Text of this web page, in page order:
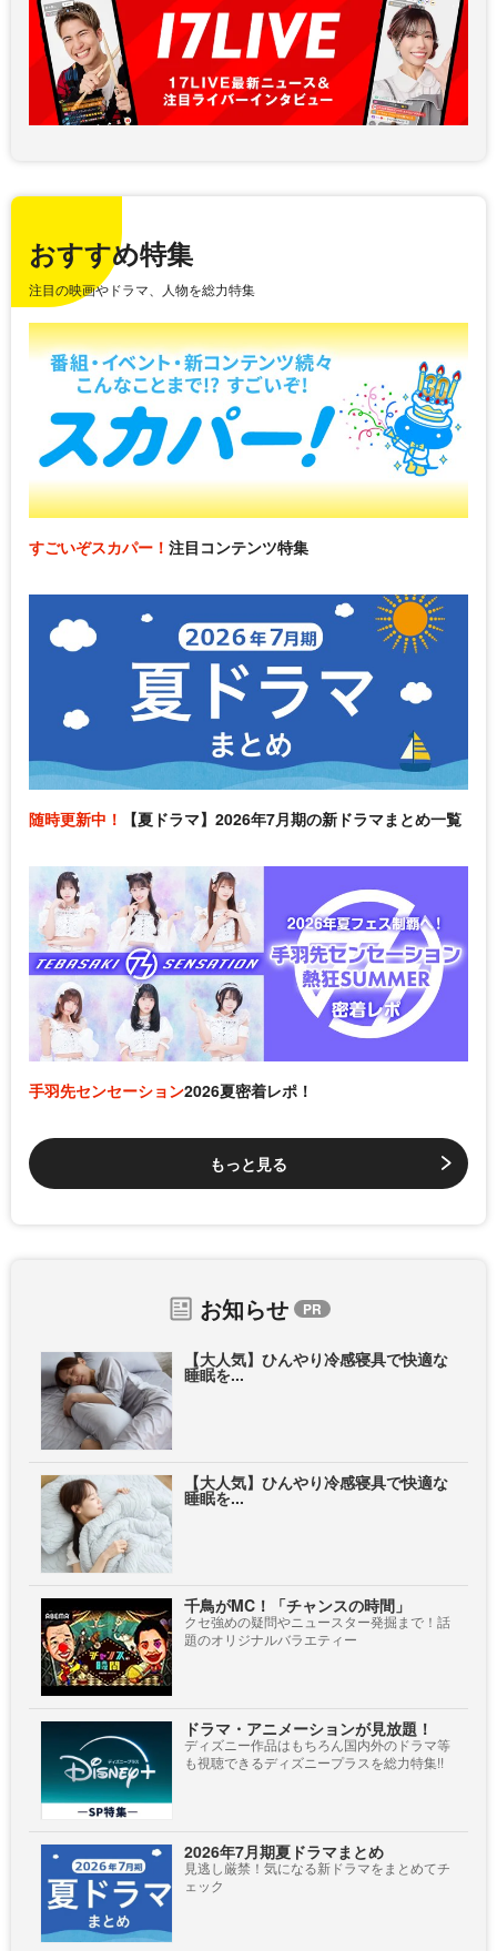
おすすめ特集
注目の映画やドラマ、人物を総力特集
すごいぞスカパー！ 注目コンテンツ特集
随時更新中！ 【夏ドラマ】2026年7月期の新ドラマまとめ一覧
手羽先センセーション2026夏密着レポ！
もっと見る
お知らせ
【大人気】ひんやり冷感寝具で快適な
睡眠を...
【大人気】ひんやり冷感寝具で快適な
睡眠を...
千鳥がMC！「チャンスの時間」
クセ強めの疑問やニュースター発掘まで！話
題のオリジナルバラエティー
ドラマ・アニメーションが見放題！
ディズニー作品はもちろん国内外のドラマ等
も視聴できるディズニープラスを総力特集!!
2026年7月期夏ドラマまとめ
見逃し厳禁！気になる新ドラマをまとめてチ
ェック